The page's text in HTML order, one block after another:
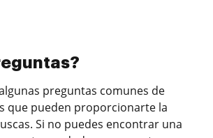
preguntas comunes de
que pueden proporcionarte la
Si no puedes encontrar una